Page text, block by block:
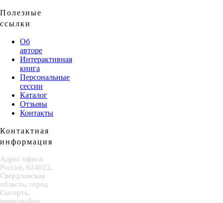
Полезные
ссылки
Об
авторе
Интерактивная
книга
Персональные
сессии
Каталог
Отзывы
Контакты
Контактная
информация
Адрес офиса:
Россия, 624022,
Свердловская
область, город
Сысерть,
микрорайон